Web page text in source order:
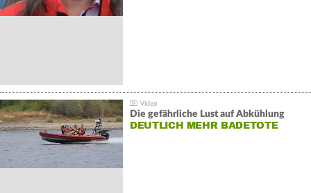
Die gefährliche Lust auf Abkühlung
DEUTLICH MEHR BADETOTE